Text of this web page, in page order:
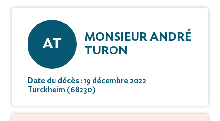
AT
MONSIEUR ANDRÉ
TURON
Date du décès :19 décembre 2022
Turckheim (68230)